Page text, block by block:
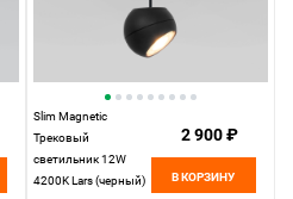
Slim Magnetic
Трековый
светильник 12W
4200K Lars (черный)
2 900 ₽
В КОРЗИНУ